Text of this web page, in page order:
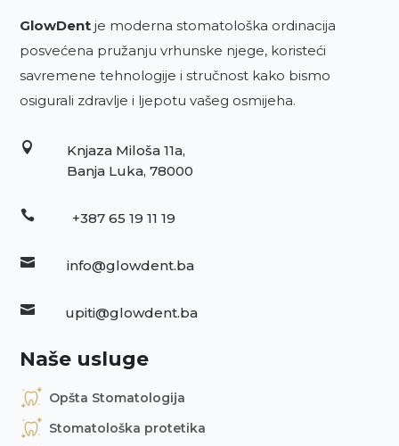
GlowDent je moderna stomatološka ordinacija
posvećena pružanju vrhunske njege, koristeći
savremene tehnologije i stručnost kako bismo
osigurali zdravlje i ljepotu vašeg osmijeha.

Knjaza Miloša 11a,
Banja Luka, 78000
 +387 65 19 11 19
 info@glowdent.ba
 upiti@glowdent.ba
Naše usluge
Opšta Stomatologija
Stomatološka protetika